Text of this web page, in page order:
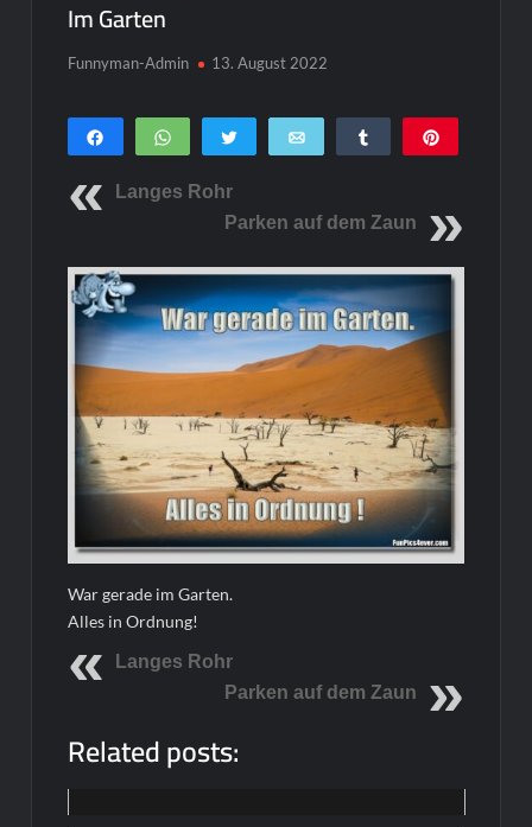
Im Garten
Funnyman-Admin 13. August 2022
Teilen WhatsApp Twittern E-Mail Teilen
SHARES
Langes Rohr
Parken auf dem Zaun
War gerade im Garten.
Alles in Ordnung!
Langes Rohr
Parken auf dem Zaun
Related posts: